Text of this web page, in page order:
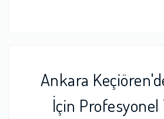
Ankara
İçin Profesyonel